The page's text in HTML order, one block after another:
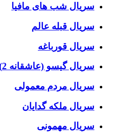
سریال شب های مافیا
سریال قبله عالم
سریال قورباغه
سریال گیسو (عاشقانه 2)
سریال مردم معمولی
سریال ملکه گدایان
سریال مهمونی